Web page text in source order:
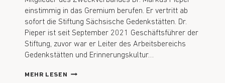
einstimmig in das Gremium berufen. Er vertritt ab
sofort die Stiftung Sächsische Gedenkstätten. Dr.
Pieper ist seit September 2021 Geschäftsführer der
Stiftung, zuvor war er Leiter des Arbeitsbereichs
Gedenkstätten und Erinnerungskultur…
MEHR LESEN